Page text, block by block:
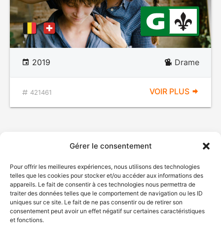
Gérer le consentement
Pour offrir les meilleures expériences, nous utilisons des technologies
telles que les cookies pour stocker et/ou accéder aux informations des
appareils. Le fait de consentir à ces technologies nous permettra de
traiter des données telles que le comportement de navigation ou les ID
uniques sur ce site. Le fait de ne pas consentir ou de retirer son
consentement peut avoir un effet négatif sur certaines caractéristiques
et fonctions.
2019 Drame
421461 VOIR PLUS
© Gouvernement du Québec, 2026